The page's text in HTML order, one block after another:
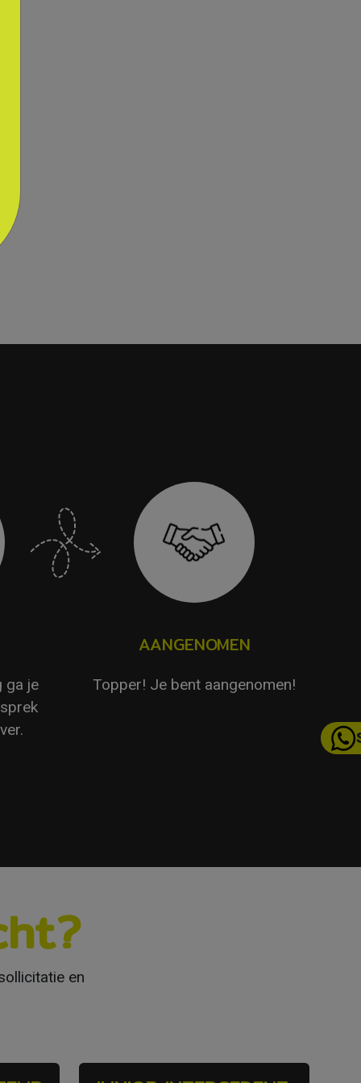
ga je
AANGENOMEN
Topper! Je bent aangenomen!
en